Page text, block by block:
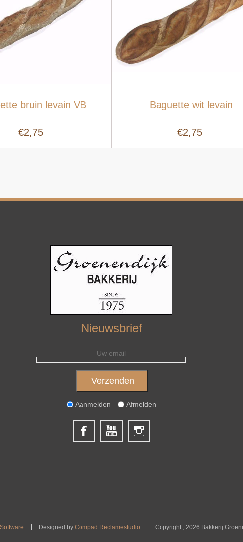
bruin levain VB
€2,75
Baguette wit levain
€2,75
Nieuwsbrief
Aanmelden Afmelden
Designed by Compad Reclamestudio Copyright ; 2026 Bakkerij